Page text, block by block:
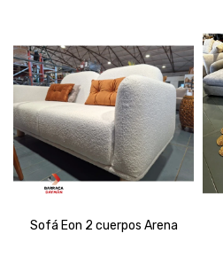
Sofá Eon 2 cuerpos Arena